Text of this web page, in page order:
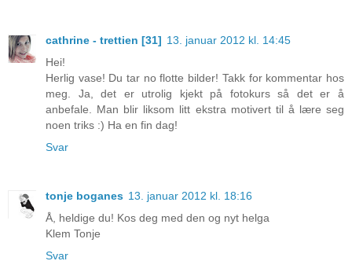
cathrine - trettien [31] 13. januar 2012 kl. 14:45
Hei!
Herlig vase! Du tar no flotte bilder! Takk for kommentar hos
meg. Ja, det er utrolig kjekt på fotokurs så det er å
anbefale. Man blir liksom litt ekstra motivert til å lære seg
noen triks :) Ha en fin dag!
Svar
tonje boganes 13. januar 2012 kl. 18:16
Å, heldige du! Kos deg med den og nyt helga
Klem Tonje
Svar